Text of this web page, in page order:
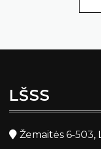
LŠSS
Žemaitės 6-503,